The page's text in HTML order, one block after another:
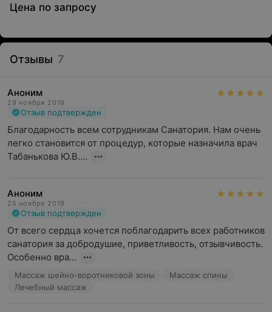
Цена по запросу
Отзывы 7
Аноним
29 ноября 2019
Отзыв подтвержден
Благодарность всем сотрудникам Санатория. Нам очень
легко становится от процедур, которые назначила врач
Табанькова Ю.В....
Аноним
25 ноября 2019
Отзыв подтвержден
От всего сердца хочется поблагодарить всех работников
санатория за добродушие, приветливость, отзывчивость.
Особенно вра...
Массаж шейно-воротниковой зоны
Массаж спины
Лечебный массаж